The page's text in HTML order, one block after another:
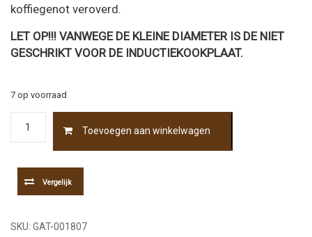
koffiegenot veroverd.
LET OP!!! VANWEGE DE KLEINE DIAMETER IS DE NIET
GESCHRIKT VOOR DE INDUCTIEKOOKPLAAT.
7 op voorraad
Italia
Lady
RVS
aantal
Toevoegen aan winkelwagen
Vergelijk
SKU: GAT-001807